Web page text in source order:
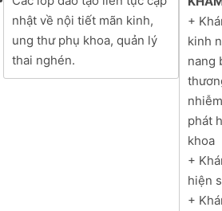
nhật về nội tiết mãn kinh,
ung thư phụ khoa, quản lý
thai nghén.
+
kinh
nang
phát
khoa
+
hiện
+